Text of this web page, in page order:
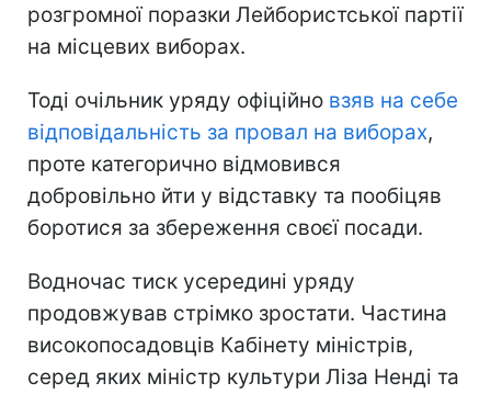
розгромної поразки Лейбористської партії
на місцевих виборах.
Тоді очільник уряду офіційно взяв на себе
відповідальність за провал на виборах,
проте категорично відмовився
добровільно йти у відставку та пообіцяв
боротися за збереження своєї посади.
Водночас тиск усередині уряду
продовжував стрімко зростати. Частина
високопосадовців Кабінету міністрів,
серед яких міністр культури Ліза Ненді та